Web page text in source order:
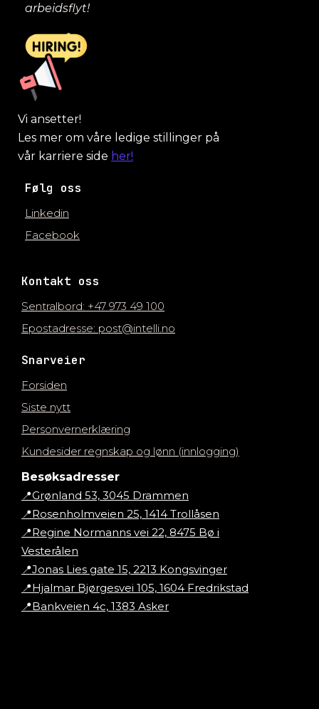
arbeidsflyt!
Vi ansetter!
Les mer om våre ledige stillinger på
vår karriere side her!
Følg oss
Linkedin
Facebook
Kontakt oss
Sentralbord: +47 973 49 100
Epostadresse: post@intelli.no
Snarveier
Forsiden
Siste nytt
Personvernerklæring
Kundesider regnskap og lønn (innlogging)
Besøksadresser
📍Grønland 53, 3045 Drammen
📍Rosenholmveien 25, 1414 Trollåsen
📍Regine Normanns vei 22, 8475 Bø i
Vesterålen
📍Jonas Lies gate 15, 2213 Kongsvinger
📍Hjalmar Bjørgesvei 105, 1604 Fredrikstad
📍Bankveien 4c, 1383 Asker